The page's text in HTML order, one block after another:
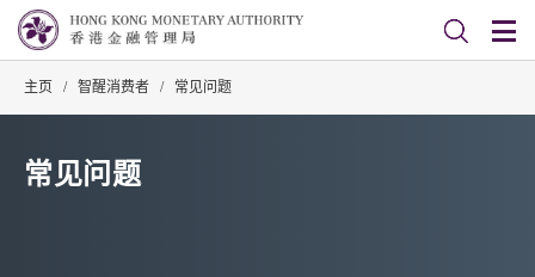
主页 / 智醒消费者 / 常见问题
常见问题